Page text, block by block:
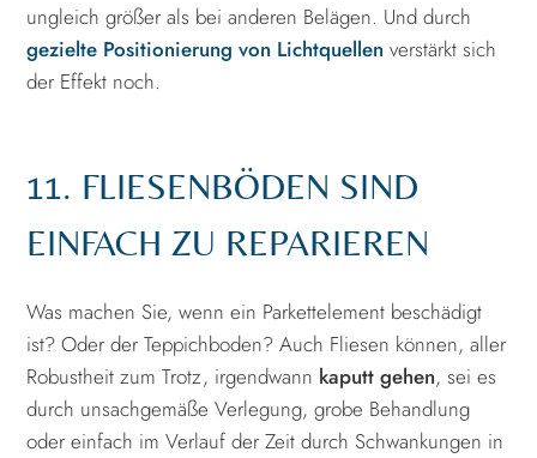
ungleich größer als bei anderen Belägen. Und durch
gezielte Positionierung von Lichtquellen verstärkt sich
der Effekt noch.
11. FLIESENBÖDEN SIND
EINFACH ZU REPARIEREN
Was machen Sie, wenn ein Parkettelement beschädigt
ist? Oder der Teppichboden? Auch Fliesen können, aller
Robustheit zum Trotz, irgendwann kaputt gehen, sei es
durch unsachgemäße Verlegung, grobe Behandlung
oder einfach im Verlauf der Zeit durch Schwankungen in